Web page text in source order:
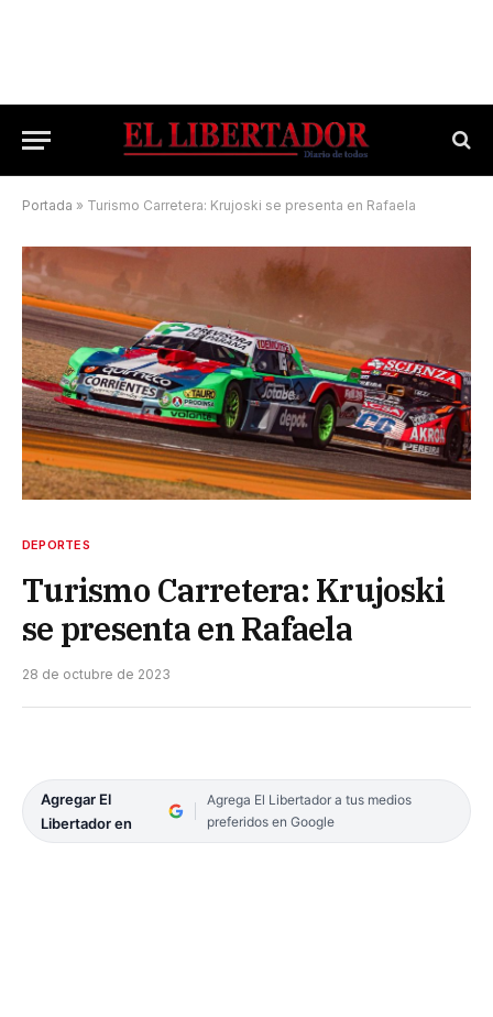
Portada » Turismo Carretera: Krujoski se presenta en Rafaela
DEPORTES
Turismo Carretera: Krujoski
se presenta en Rafaela
28 de octubre de 2023
Agregar El
Libertador en
Agrega El Libertador a tus medios
preferidos en Google